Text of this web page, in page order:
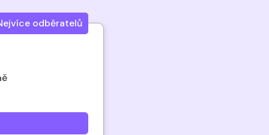
odběratelů